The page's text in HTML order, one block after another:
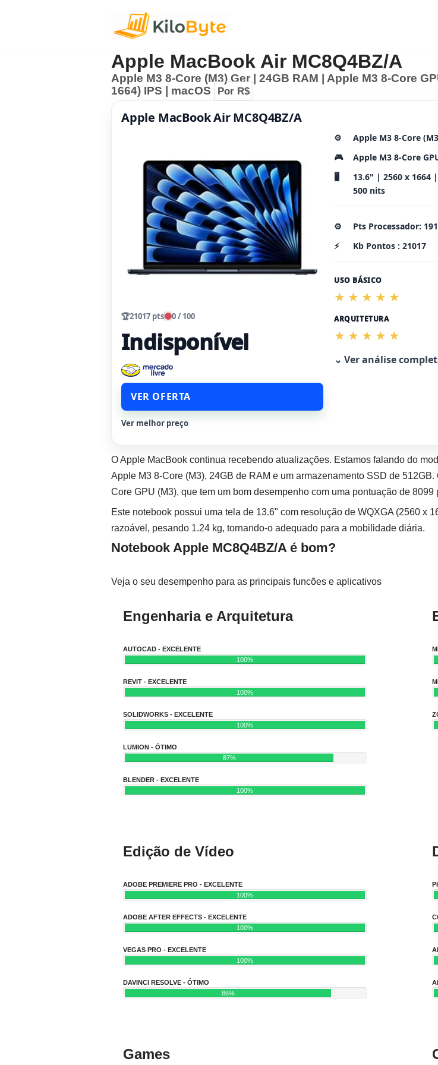
Apple MacBook Air MC8Q4BZ/A
Apple M3 8-Core (M3) Ger | 24GB RAM | Apple M3 8-Core
1664) IPS | macOS
Por R$
Apple MacBook Air MC8Q4BZ/A
🏆21017 pts 0 / 100
Indisponível
VER OFERTA
Ver melhor preço
⚙️ Apple M3 8-Core
🎮
Apple M3 8-Core
🖥️
13.6" | 2560 x 1664
500 nits
⚙️ Pts Processador:
⚡
Kb Pontos : 21017
USO BÁSICO
ARQUITETURA
⌄ Ver análise
O Apple MacBook continua recebendo atualizações. Estamos falando do
Apple M3 8-Core (M3), 24GB de RAM e um armazenamento SSD de
Core GPU (M3), que tem um bom desempenho com uma pontuação de
Este notebook possui uma tela de 13.6" com resolução de WQXGA (2560 x
razoável, pesando 1.24 kg, tornando-o adequado para a mobilidade diária.
Notebook Apple MC8Q4BZ/A é bom?
Veja o seu desempenho para as principais funcões e aplicativos
Engenharia e Arquitetura
AUTOCAD - EXCELENTE
100%
REVIT - EXCELENTE
100%
SOLIDWORKS - EXCELENTE
100%
LUMION - ÓTIMO
87%
BLENDER - EXCELENTE
100%
Edição de Vídeo
ADOBE PREMIERE PRO - EXCELENTE
100%
ADOBE AFTER EFFECTS - EXCELENTE
100%
VEGAS PRO - EXCELENTE
100%
DAVINCI RESOLVE - ÓTIMO
86%
Games